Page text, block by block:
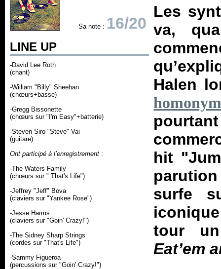
Sa note : 16/20
LINE UP
-David Lee Roth
(chant)
-William "Billy" Sheehan
(chœurs+basse)
-Gregg Bissonette
(chœurs sur "I'm Easy"+batterie)
-Steven Siro "Steve" Vai
(guitare)
Ont participé à l’enregistrement :
-The Waters Family
(chœurs sur " That's Life")
-Jeffrey "Jeff" Bova
(claviers sur "Yankee Rose")
-Jesse Harms
(claviers sur "Goin' Crazy!")
-The Sidney Sharp Strings
(cordes sur "That's Life")
-Sammy Figueroa
(percussions sur "Goin' Crazy!")
Les
va,
Halen
hit
surfe
tour
Eat’em